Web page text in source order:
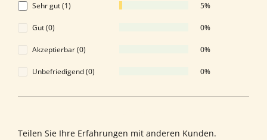
Sehr gut (1) 5%
Gut (0) 0%
Akzeptierbar (0) 0%
Unbefriedigend (0) 0%
Teilen Sie Ihre Erfahrungen mit anderen Kunden.